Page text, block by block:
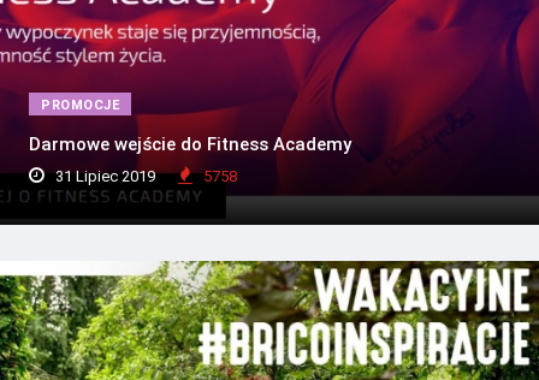
PROMOCJE
Darmowe wejście do Fitness Academy
31 Lipiec 2019 5758